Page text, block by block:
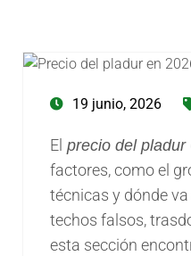
19 junio, 2026
El precio del pladur
factores, como el
técnicas y dónde
techos falsos,
esta sección